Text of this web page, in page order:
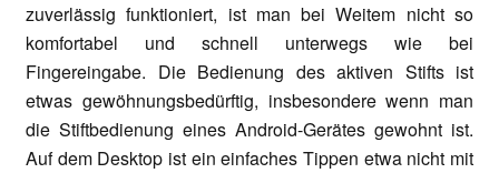
zuverlässig funktioniert, ist man bei Weitem nicht so
komfortabel und schnell unterwegs wie bei
Fingereingabe. Die Bedienung des aktiven Stifts ist
etwas gewöhnungsbedürftig, insbesondere wenn man
die Stiftbedienung eines Android-Gerätes gewohnt ist.
Auf dem Desktop ist ein einfaches Tippen etwa nicht mit